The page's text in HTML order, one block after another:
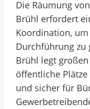
Die Räumung
Brühl erfordert
Koordination,
Durchführung zu
Brühl legt
öffentliche
und sicher für